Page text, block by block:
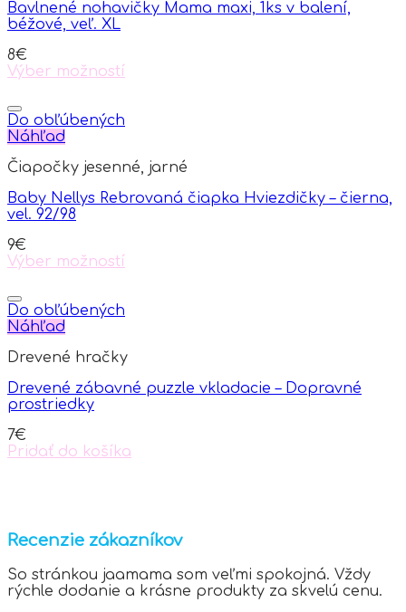
may
be
on
the
page
Bavlnené nohavičky Mama maxi, 1ks v balení,
béžové, veľ. XL
8€
Výber možností
product
has
multiple
The
may
be
on
the
page
Do obľúbených
Náhľad
Čiapočky jesenné, jarné
Baby Nellys Rebrovaná čiapka Hviezdičky – čierna,
vel. 92/98
9€
Výber možností
product
has
multiple
The
may
be
on
the
Do obľúbených
Náhľad
Drevené hračky
Drevené zábavné puzzle vkladacie – Dopravné
prostriedky
7€
Pridať do košíka
Recenzie zákazníkov
So stránkou jaamama som veľmi spokojná. Vždy
rýchle dodanie a krásne produkty za skvelú cenu.